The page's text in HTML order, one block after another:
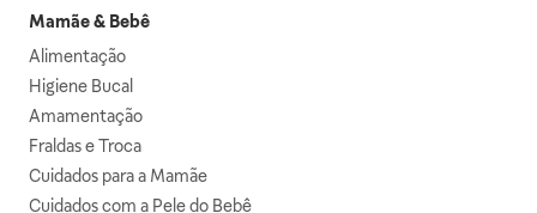
Mamãe & Bebê
Alimentação
Higiene Bucal
Amamentação
Fraldas e Troca
Cuidados para a Mamãe
Cuidados com a Pele do Bebê